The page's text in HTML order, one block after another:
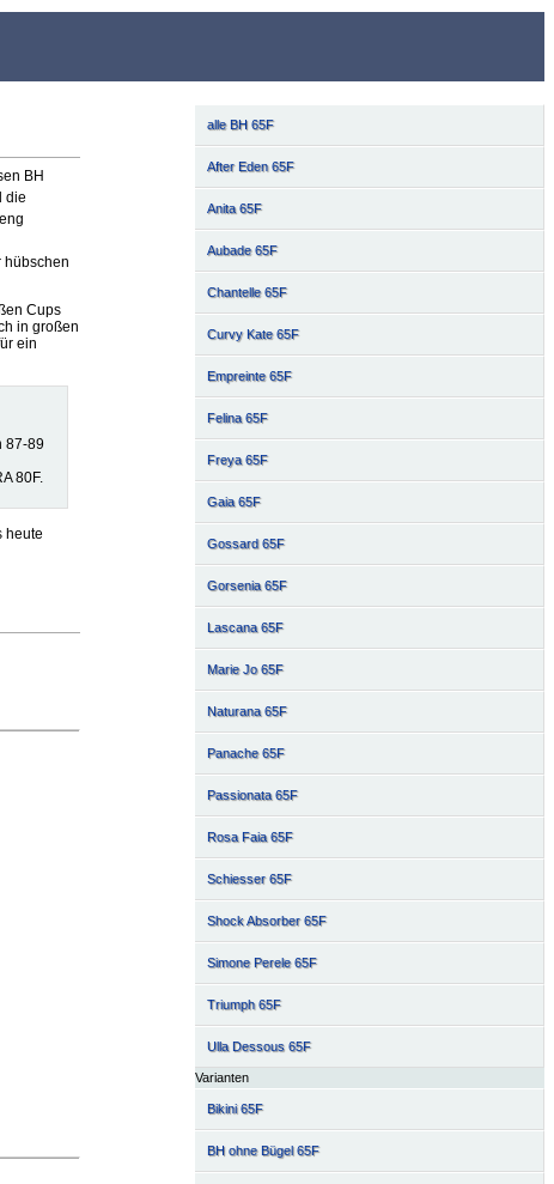
alle BH 65F
After Eden 65F
Anita 65F
Aubade 65F
Chantelle 65F
Curvy Kate 65F
Empreinte 65F
Felina 65F
Freya 65F
Gaia 65F
Gossard 65F
Gorsenia 65F
Lascana 65F
Marie Jo 65F
Naturana 65F
Panache 65F
Passionata 65F
Rosa Faia 65F
Schiesser 65F
Shock Absorber 65F
Simone Perele 65F
Triumph 65F
Ulla Dessous 65F
Varianten
Bikini 65F
BH ohne Bügel 65F
BH
die
hübschen
Cups
in großen
ein
87-89
80F.
heute